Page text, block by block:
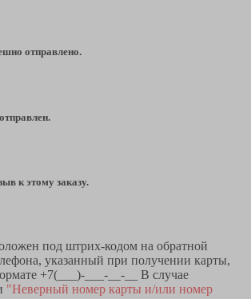
отправлено.
к этому заказу.
под штрих-кодом на обратной
указанный при получении карты,
+7(___)-___-__-__ В случае
"Неверный номер карты и/или номер